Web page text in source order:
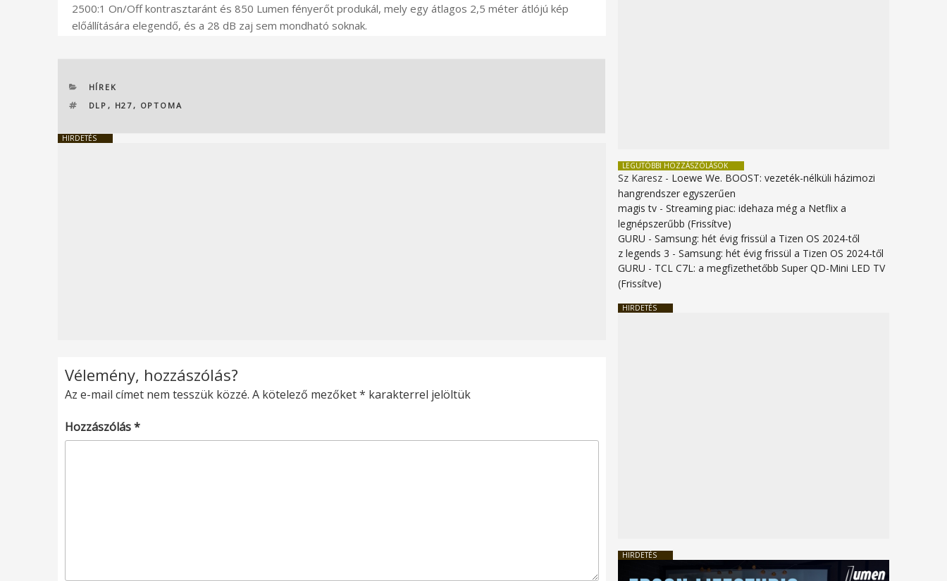
2500:1 On/Off kontrasztaránt és 850 Lumen fényerőt produkál, mely egy átlagos 2,5 méter átlójú kép
előállítására elegendő, és a 28 dB zaj sem mondható soknak.
KATEGÓRIÁK
HÍREK
CÍMKÉK
DLP , H27 , OPTOMA
HIRDETÉS
Vélemény, hozzászólás?
Az e-mail címet nem tesszük közzé. A kötelező mezőket* karakterrel jelöltük
Hozzászólás*
LEGUTÓBBI HOZZÁSZÓLÁSOK
Sz Karesz - Loewe We. BOOST: vezeték-nélküli házimozi
hangrendszer egyszerűen
magis tv -Streaming piac: idehaza még a Netflix a
legnépszerűbb (Frissítve)
GURU -Samsung: hét évig frissül a Tizen OS 2024-től
z legends 3 -Samsung: hét évig frissül a Tizen OS 2024-től
GURU - TCL C7L: a megfizethetőbb Super QD-Mini LED TV
(Frissítve)
HIRDETÉS
HIRDETÉS